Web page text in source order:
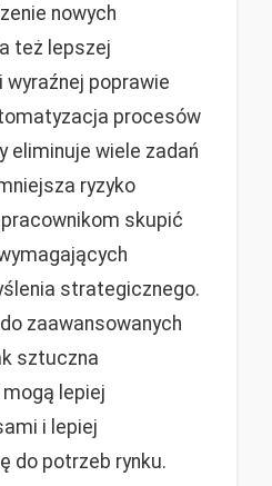
nowych
też lepszej
wyraźnej poprawie
procesów
eliminuje wiele zadań
ryzyko
pracownikom skupić
strategicznego.
zaawansowanych
sztuczna
lepiej
i lepiej
do potrzeb rynku.